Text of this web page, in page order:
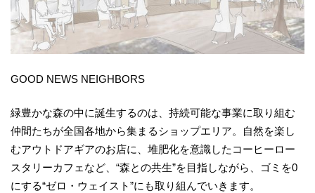
GOOD NEWS NEIGHBORS
緑豊かな森の中に誕生するのは、持続可能な事業に取り組む
仲間たちが全国各地から集まるショップエリア。自然を楽し
むアウトドアギアのお店に、堆肥化を意識したコーヒーロー
スタリーカフェなど、“森との共生”を目指しながら、ゴミを0
にする“ゼロ・ウェイスト”にも取り組んでいきます。